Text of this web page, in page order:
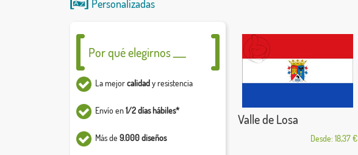
Personalizadas
Por qué elegirnos ___
La mejorcalidady resistencia
Envío en1/2 días hábiles*
Más de 9.000 diseños
Valle de Losa
Desde: 18,37 €